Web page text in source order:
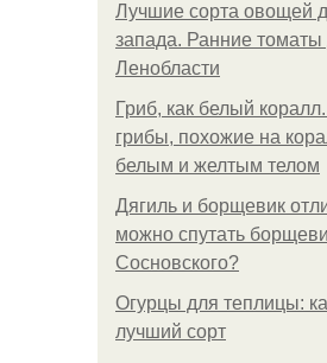
Лучшие сорта овощей
запада. Ранние томаты
Ленобласти
Гриб, как белый
грибы, похожие на
белым и желтым телом
Дягиль и борщевик
можно спутать
Сосновского?
Огурцы для теплицы:
лучший сорт